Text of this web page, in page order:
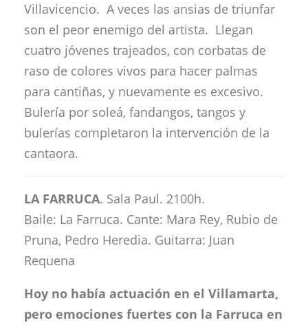
Villavicencio. A veces las ansias de triunfar
son el peor enemigo del artista. Llegan
cuatro jóvenes trajeados, con corbatas de
raso de colores vivos para hacer palmas
para cantiñas, y nuevamente es excesivo.
Bulería por soleá, fandangos, tangos y
bulerías completaron la intervención de la
cantaora.
LA FARRUCA. Sala Paul. 2100h.
Baile: La Farruca. Cante: Mara Rey, Rubio de
Pruna, Pedro Heredia. Guitarra: Juan
Requena
Hoy no había actuación en el Villamarta,
pero emociones fuertes con la Farruca en